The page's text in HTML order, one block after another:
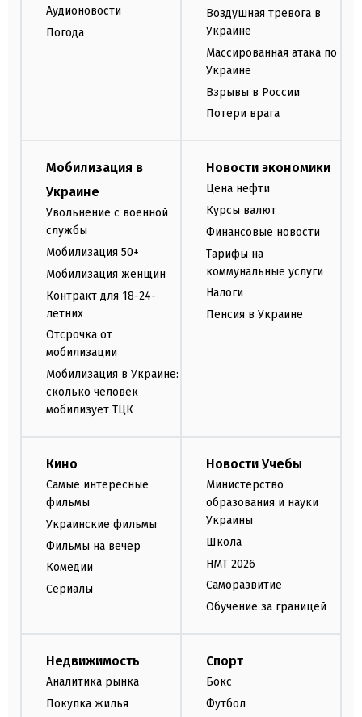
Аудионовости
Погода
Воздушная тревога в
Украине
Массированная атака по
Украине
Взрывы в России
Потери врага
Мобилизация в
Украине
Увольнение с военной
службы
Мобилизация 50+
Мобилизация женщин
Контракт для 18-24-
летних
Отсрочка от
мобилизации
Мобилизация в Украине:
сколько человек
мобилизует ТЦК
Новости экономики
Цена нефти
Курсы валют
Финансовые новости
Тарифы на
коммунальные услуги
Налоги
Пенсия в Украине
Кино
Самые интересные
фильмы
Украинские фильмы
Фильмы на вечер
Комедии
Сериалы
Новости Учебы
Министерство
образования и науки
Украины
Школа
НМТ 2026
Саморазвитие
Обучение за границей
Недвижимость
Аналитика рынка
Покупка жилья
Спорт
Бокс
Футбол